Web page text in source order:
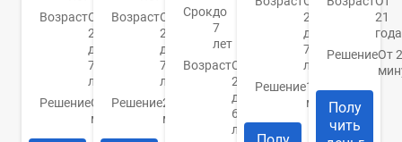
ВозрастОт
21
до
70
лет
РешениеОт 15
минут
ВозрастОт
20
до
70
лет
Решение2
минуты
Срокдо
7
лет
ВозрастОт
23
до
65
лет
22
до
70
лет
Решение10
минут
21
года
РешениеОт 2
Полу
чить